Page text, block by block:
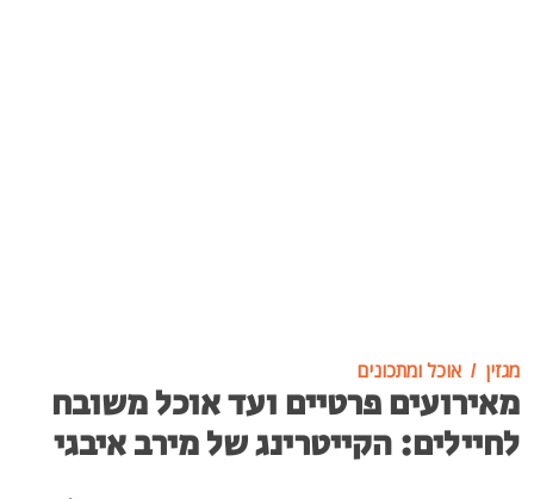
מגזין אוכל ומתכונים
מאירועים פרטיים ועד אוכל משובח
לחיילים: הקייטרינג של מירב איבגי